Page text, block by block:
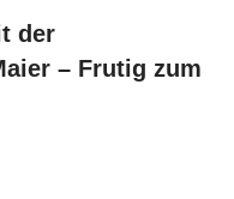
der
– Frutig zum